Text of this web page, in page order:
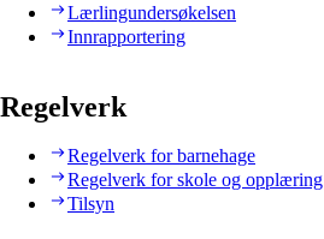
Lærlingundersøkelsen
Innrapportering
Regelverk
Regelverk for barnehage
Regelverk for skole og opplæring
Tilsyn